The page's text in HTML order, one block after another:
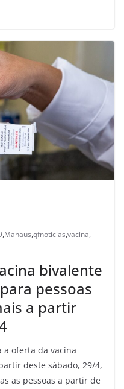
,Manaus,qfnotícias,vacina,
bivalente
pessoas
a partir
oferta da vacina
deste sábado, 29/4,
as pessoas a partir de